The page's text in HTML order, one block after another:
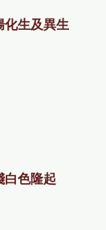
化生及異生
白色隆起